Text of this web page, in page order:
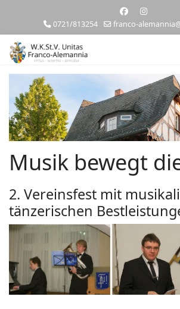
0721/813254 franco-
Musik bewegt
2. Vereinsfest mit
tänzerischen